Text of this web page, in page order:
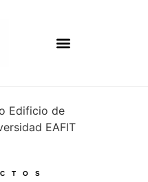
Edificio de
EAFIT